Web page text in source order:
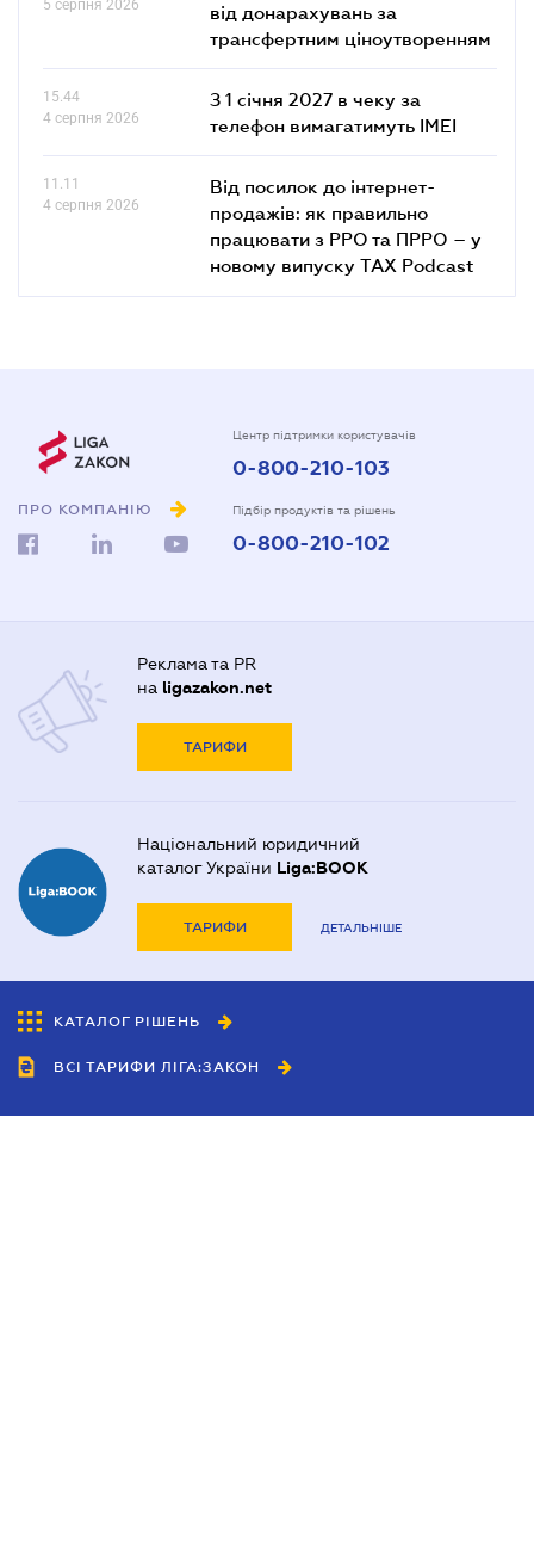
5 серпня 2026
від донарахувань за
трансфертним ціноутворенням
15.44
4 серпня 2026
З 1 січня 2027 в чеку за
телефон вимагатимуть IMEI
11.11
4 серпня 2026
Від посилок до інтернет-
продажів: як правильно
працювати з РРО та ПРРО – у
новому випуску TAX Podcast
ПРО КОМПАНІЮ
Центр підтримки користувачів
0-800-210-103
Підбір продуктів та рішень
0-800-210-102
Реклама та PR
на ligazakon.net
ТАРИФИ
Національний юридичний
каталог України Liga:BOOK
ТАРИФИ ДЕТАЛЬНІШЕ
КАТАЛОГ РІШЕНЬ
ВСІ ТАРИФИ ЛІГА:ЗАКОН